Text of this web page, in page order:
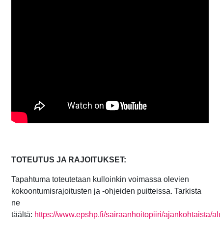
TOTEUTUS JA RAJOITUKSET:
Tapahtuma toteutetaan kulloinkin voimassa olevien
kokoontumisrajoitusten ja -ohjeiden puitteissa. Tarkista
ne
täältä: https://www.epshp.fi/sairaanhoitopiiri/ajankohtaista/